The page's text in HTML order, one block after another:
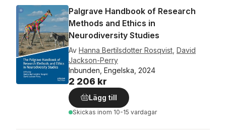
Palgrave Handbook of Research
Methods and Ethics in
Neurodiversity Studies
Av Hanna Bertilsdotter Rosqvist David
Jackson-Perry
Inbunden, Engelska, 2024
2 206 kr
Lägg till
Skickas inom 10-15 vardagar